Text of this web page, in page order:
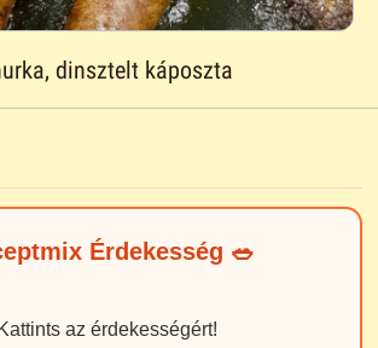
dinsztelt káposzta
Érdekesség 🥗
Kattints az érdekességért!